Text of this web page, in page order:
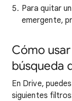
Para quitar
emergente,
Cómo
búsqueda
En Drive,
siguientes